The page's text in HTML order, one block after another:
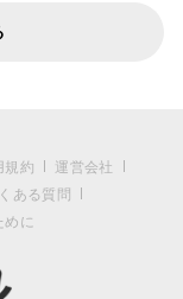
規約
運営会社
ある質問
めに